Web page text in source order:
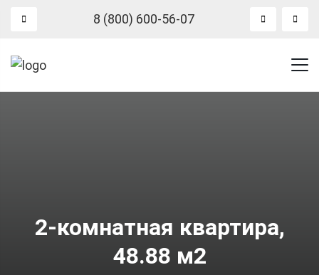
8 (800) 600-56-07
2-комнатная квартира,
48.88 м2